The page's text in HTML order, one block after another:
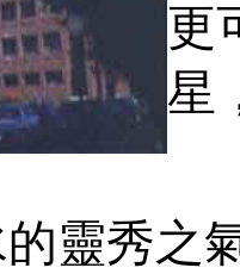
更
星
靈秀之